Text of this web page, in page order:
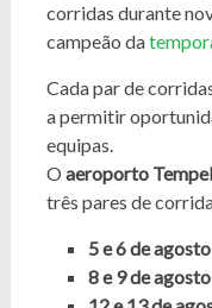
corridas durante
campeão da
Cada par de
a permitir
equipas.
O aeroporto
três pares de
5 e 6 de agosto
8 e 9 de agosto